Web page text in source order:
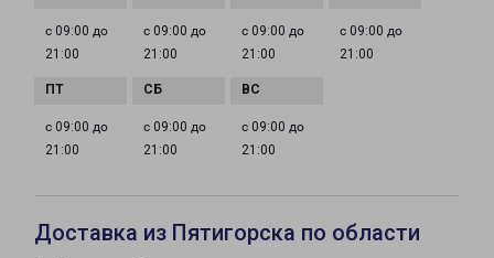
с 09:00 до
21:00
с 09:00 до
21:00
с 09:00 до
21:00
с 09:00 до
21:00
с 09:00 до
21:00
с 09:00 до
21:00
с 09:00 до
21:00
Доставка из Пятигорска по области